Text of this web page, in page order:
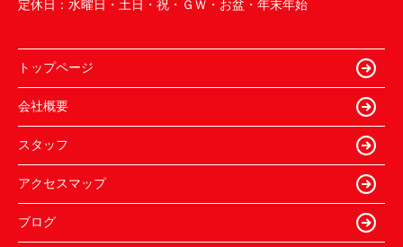
定休日： 水曜日・土日・祝・ＧＷ・お盆・年末年始
トップページ
会社概要
スタッフ
アクセスマップ
ブログ